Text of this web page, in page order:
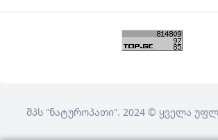
შპს “ნატუროპათი”. 2024 © ყველა